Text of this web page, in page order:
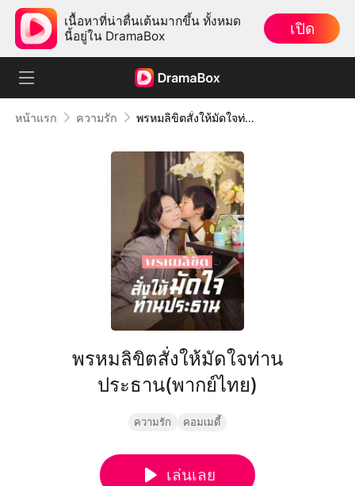
เนื้อหาที่น่าตื่นเต้นมากขึ้น ทั้งหมด
นี้อยู่ใน DramaBox
เปิด
หน้าแรก ความรัก พรหมลิขิตสั่งให้มัดใจท่านประธาน(พากย์ไทย)
พรหมลิขิตสั่งให้มัดใจท่าน
ประธาน(พากย์ไทย)
ความรัก คอมเมดี้
เล่นเลย